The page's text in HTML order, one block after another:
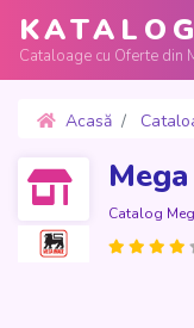
KATALOG
Cataloage cu Oferte din
Acasă
Catalog